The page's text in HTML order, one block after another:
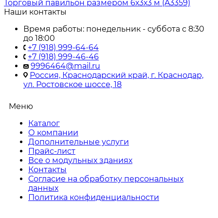
Торговый павильон размером 6х3х3 м (A3359)
Наши контакты
Время работы: понедельник - суббота с 8:30
до 18:00
+7 (918) 999-64-64
+7 (918) 999-46-46
9996464@mail.ru
Россия, Краснодарский край, г. Краснодар,
ул. Ростовское шоссе, 18
Меню
Каталог
О компании
Дополнительные услуги
Прайс-лист
Все о модульных зданиях
Контакты
Согласие на обработку персональных
данных
Политика конфиденциальности